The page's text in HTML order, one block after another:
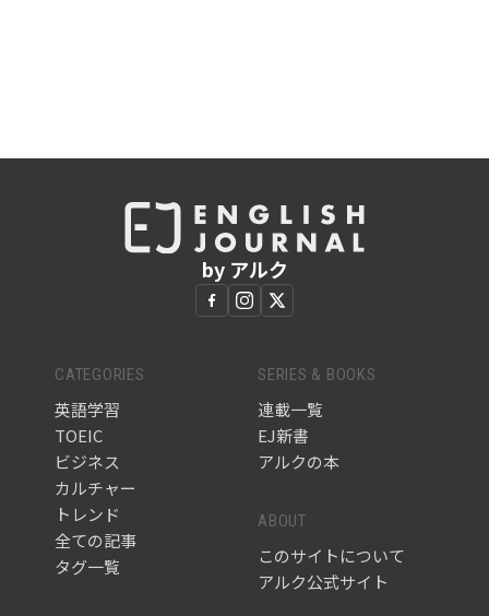
by アルク
CATEGORIES
英語学習
TOEIC
ビジネス
カルチャー
トレンド
全ての記事
タグ一覧
SERIES & BOOKS
連載一覧
EJ新書
アルクの本
ABOUT
このサイトについて
アルク公式サイト